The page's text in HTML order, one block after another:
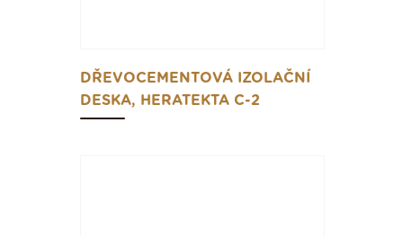
DŘEVOCEMENTOVÁ IZOLAČNÍ
DESKA, HERATEKTA C-2